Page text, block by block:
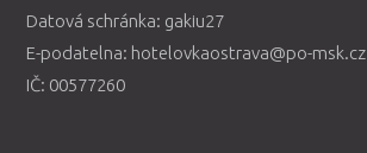
Datová schránka: gakiu27
E-podatelna: hotelovkaostrava@po-msk.cz
IČ: 00577260